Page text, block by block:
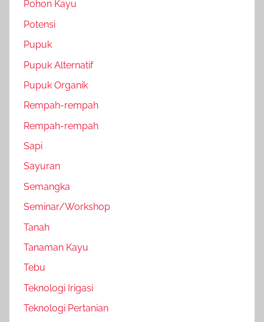
Pohon Kayu
Potensi
Pupuk
Pupuk Alternatif
Pupuk Organik
Rempah-rempah
Rempah-rempah
Sapi
Sayuran
Semangka
Seminar/Workshop
Tanah
Tanaman Kayu
Tebu
Teknologi Irigasi
Teknologi Pertanian